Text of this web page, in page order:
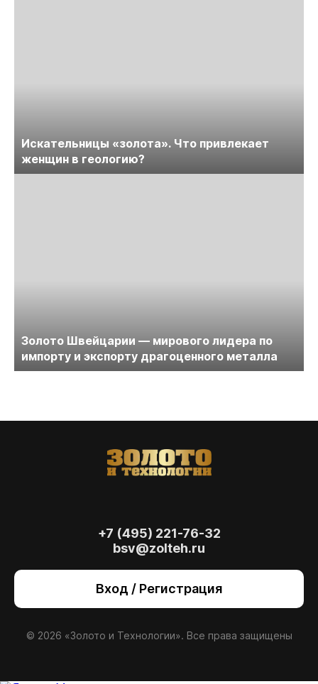
Искательницы «золота». Что привлекает
женщин в геологию?
Золото Швейцарии — мирового лидера по
импорту и экспорту драгоценного металла
+7 (495) 221-76-32
bsv@zolteh.ru
Вход / Регистрация
© 2026 «Золото и Технологии». Все права защищены
также для анализа сайта и улучшения
сайт, вы даете согласиена использование